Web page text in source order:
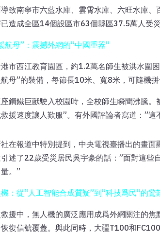
致南寧市六藍水庫、雲霄水庫、六旺水庫
造成全區14個設區市63個縣區37.5萬人受
航母”：震撼外網的”中國重器”
市西江教育園區，約1.2萬名師生被洪水圍
母”的裝備，每節長10米、寬8米，可隨機
鋼鐵巨獸駛入校園時，全校師生瞬間沸騰
援速度讓人歎服”。有外國評論者寫道：”
在報道中特別提到，中央電視臺播出的畫
述了22歲受災居民吳宇豪的話：”面對這些
。”
：從“人工智能合成質疑”到”科技爲民”的驚
援中，無人機的廣泛應用成爲外網關注的
復信號覆蓋。與此同時，大疆T100和